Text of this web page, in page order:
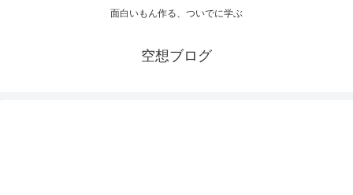
面白いもん作る、ついでに学ぶ
空想ブログ